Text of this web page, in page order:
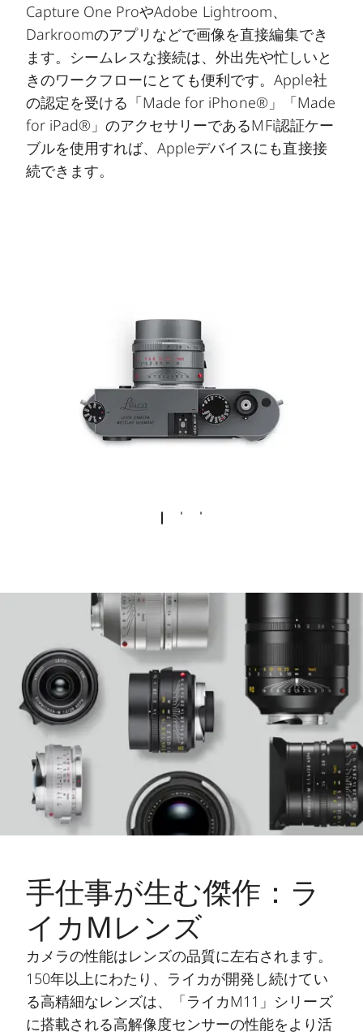
Capture One ProやAdobe Lightroom、
Darkroomのアプリなどで画像を直接編集でき
ます。シームレスな接続は、外出先や忙しいと
きのワークフローにとても便利です。Apple社
の認定を受ける「Made for iPhone®」「Made
for iPad®」のアクセサリーであるMFi認証ケー
ブルを使用すれば、Appleデバイスにも直接接
続できます。
手仕事が生む傑作：ラ
イカMレンズ
カメラの性能はレンズの品質に左右されます。
150年以上にわたり、ライカが開発し続けてい
る高精細なレンズは、「ライカM11」シリーズ
に搭載される高解像度センサーの性能をより活